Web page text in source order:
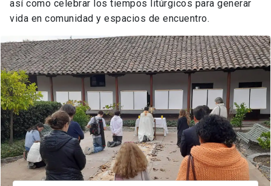
así como celebrar los tiempos litúrgicos para generar
vida en comunidad y espacios de encuentro.